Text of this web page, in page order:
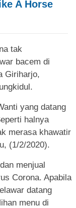
tak
bacem di
Giriharjo,
yang datang
halnya
merasa khawatir
(1/2/2020).
menjual
Corona. Apabila
datang
menu di